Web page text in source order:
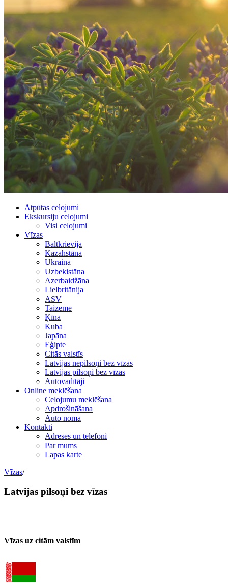
Atpūtas ceļojumi
Ekskursiju ceļojumi
Visi ceļojumi
Vīzas
Baltkrievija
Kazahstāna
Ukraina
Uzbekistāna
Azerbaidžāna
Lielbritānija
ASV
Taizeme
Ķīna
Kuba
Japāna
Ēģipte
Citās valstīs
Latvijas nepilsoņi bez vīzas
Latvijas pilsoņi bez vīzas
Autovadītāji
Online meklēšana
Ceļojumu meklēšana
Apdrošināšana
Auto noma
Kontakti
Adreses un telefoni
Par mums
Lapas karte
Vīzas/
Latvijas pilsoņi bez vīzas
Vīzas uz citām valstīm